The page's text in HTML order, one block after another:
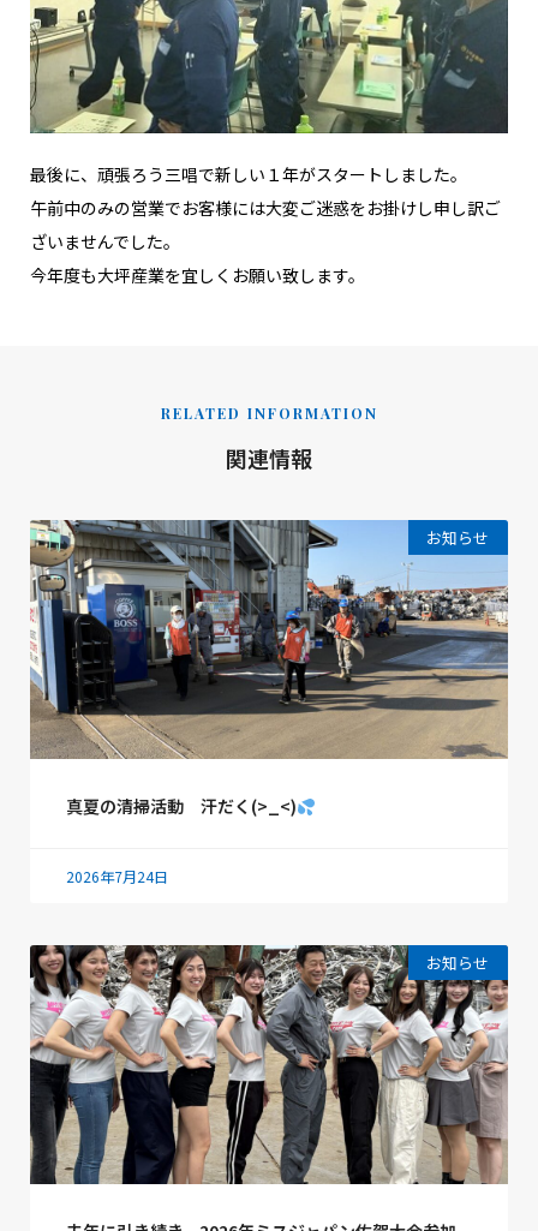
最後に、頑張ろう三唱で新しい１年がスタートしました。
午前中のみの営業でお客様には大変ご迷惑をお掛けし申し訳ご
ざいませんでした。
今年度も大坪産業を宜しくお願い致します。
RELATED INFORMATION
関連情報
お知らせ
真夏の清掃活動 汗だく(>_<)
2026年7月24日
お知らせ